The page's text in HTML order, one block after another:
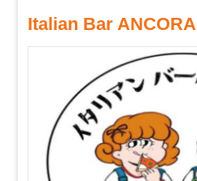
Italian Bar ANCORA